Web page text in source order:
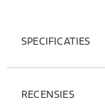
SPECIFICATIES
RECENSIES